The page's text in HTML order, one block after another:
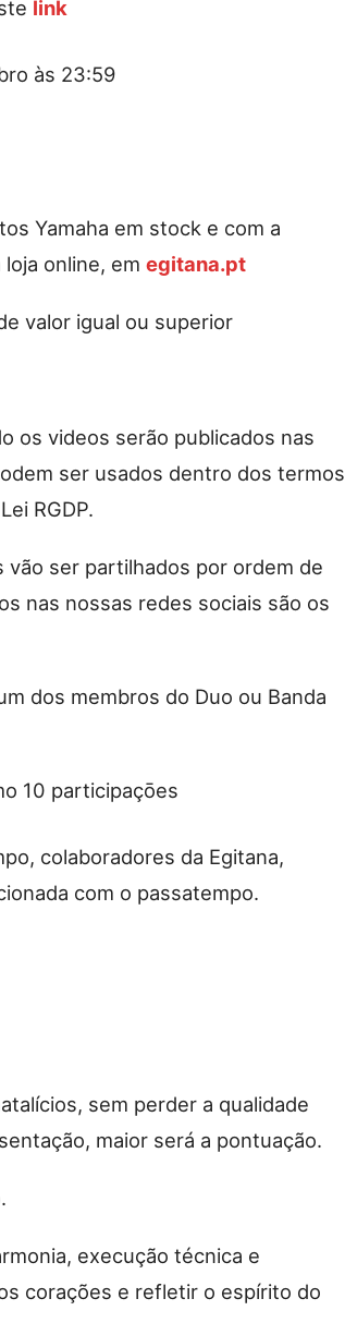
link
às 23:59
Yamaha em stock e com a
online, em egitana.pt
valor igual ou superior
os videos serão publicados nas
ser usados dentro dos termos
RGDP.
ser partilhados por ordem de
nas nossas redes sociais são os
dos membros do Duo ou Banda
10 participaçōes
colaboradores da Egitana,
com o passatempo.
sem perder a qualidade
maior será a pontuação.
execução técnica e
corações e refletir o espírito do